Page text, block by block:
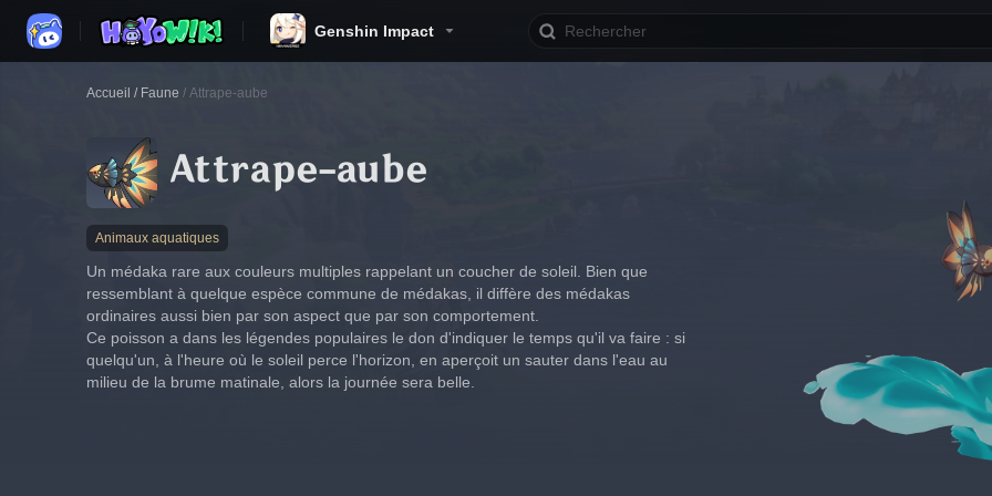
Genshin Impact
Accueil / Faune / Attrape-aube
Attrape-aube
Animaux aquatiques
Un médaka rare aux couleurs multiples rappelant un coucher de soleil. Bien que
ressemblant à quelque espèce commune de médakas, il diffère des médakas
ordinaires aussi bien par son aspect que par son comportement.
Ce poisson a dans les légendes populaires le don d'indiquer le temps qu'il va faire : si
quelqu'un, à l'heure où le soleil perce l'horizon, en aperçoit un sauter dans l'eau au
milieu de la brume matinale, alors la journée sera belle.